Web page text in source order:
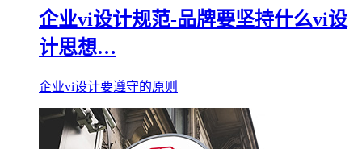
企业vi设计规范-品牌要坚持什么vi设
计思想…
企业vi设计要遵守的原则